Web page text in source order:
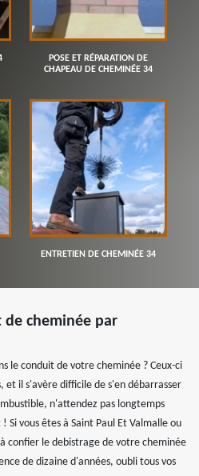
POSE ET RÉPARATION DE
CHAPEAU DE CHEMINÉE 34
ENTRETIEN DE CHEMINÉE 34
cheminée par
le conduit de votre cheminée ? Ceux-ci
et il s'avère difficile de s'en débarrasser
n'attendez pas longtemps
vous êtes à Saint Paul Et Valmalle ou
confier le debistrage de votre cheminée
de dizaine d'années, oubli tous vos